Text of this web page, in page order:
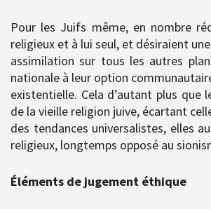
Pour les Juifs même, en nombre
religieux et à lui seul, et désiraient une
assimilation sur tous les autres
nationale à leur option
existentielle. Cela d’autant plus
de la vieille religion juive, écartant
des tendances universalistes, elles
religieux, longtemps opposé au
Éléments de jugement éthique